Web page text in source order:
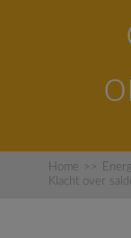
Home >>
Klacht over